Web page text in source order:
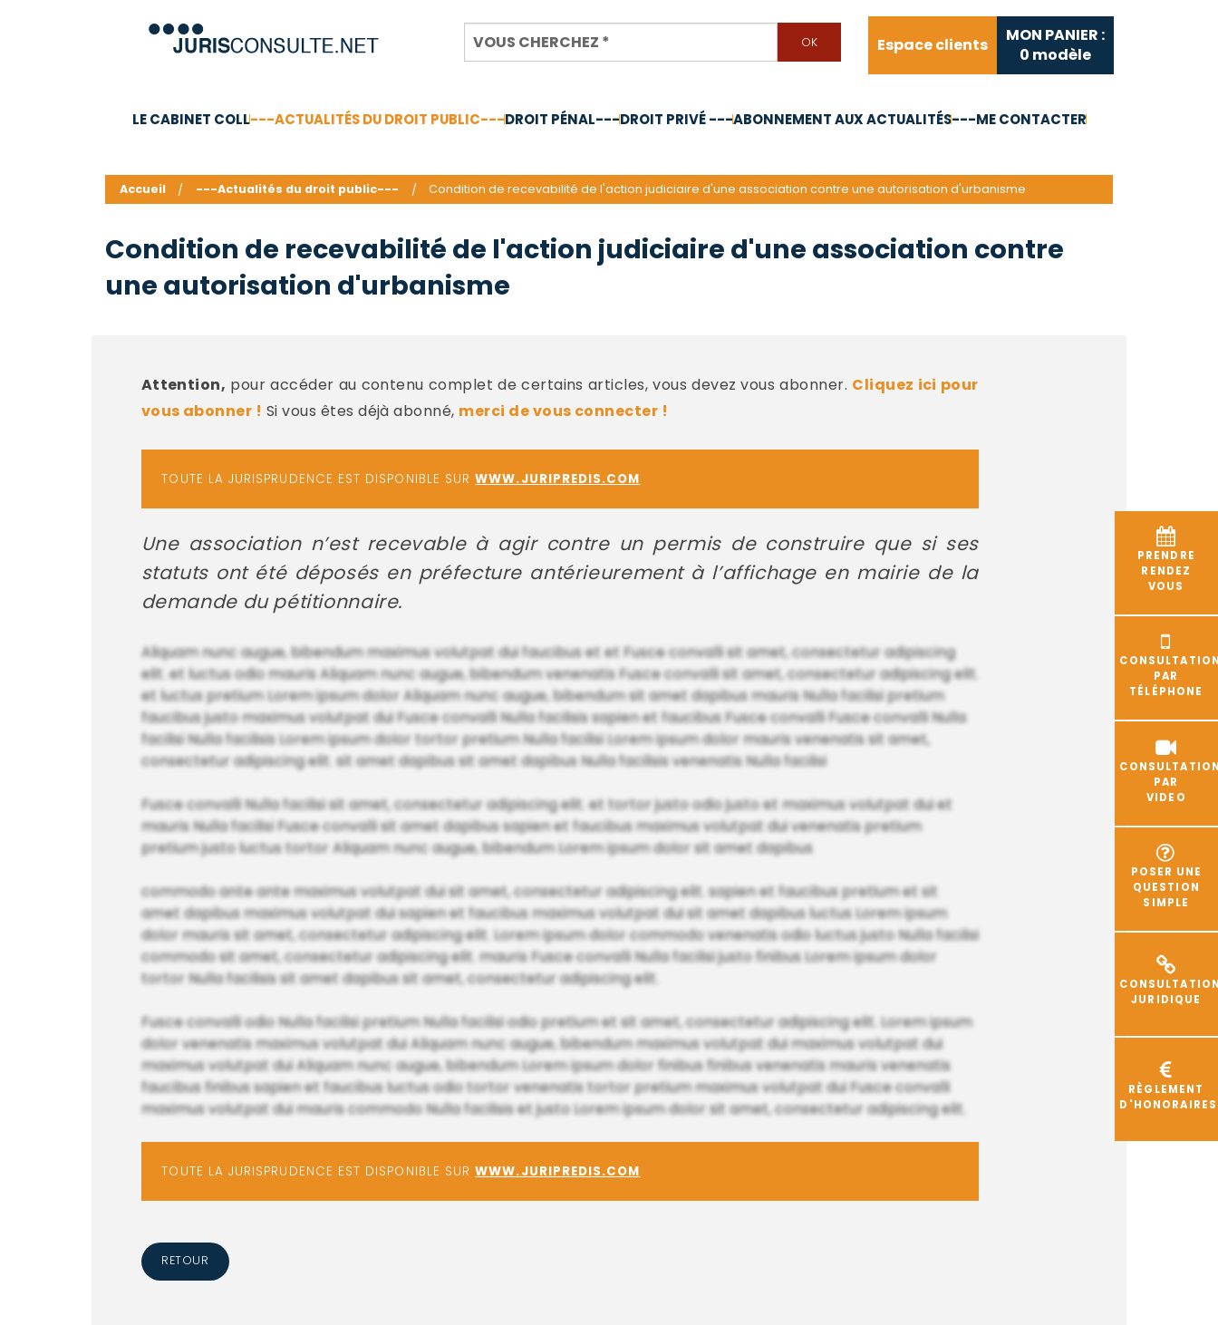
Espace clients
MON PANIER :
0 modèle
LE CABINET COLL---ACTUALITÉS DU DROIT PUBLIC---DROIT PÉNAL---DROIT PRIVÉ ---ABONNEMENT AUX ACTUALITÉS---ME CONTACTER
PRENDRE
RENDEZ
VOUS
PAR
TÉLÉPHONE
PAR
VIDEO
POSER UNE
QUESTION
SIMPLE
JURIDIQUE
RÈGLEMENT
D'HONORAIRES
Accueil ---Actualités du droit public--- Condition de recevabilité de l'action judiciaire d'une association contre une autorisation d'urbanisme
Condition de recevabilité de l'action judiciaire d'une association contre
une autorisation d'urbanisme
Attention, pour accéder au contenu complet de certains articles, vous devez vous abonner. Cliquez ici pour
vous abonner ! Si vous êtes déjà abonné, merci de vous connecter !
TOUTE LA JURISPRUDENCE EST DISPONIBLE SURWWW.JURIPREDIS.COM
Une association n’est recevable à agir contre un permis de construire que si ses
statuts ont été déposés en préfecture antérieurement à l’affichage en mairie de la
demande du pétitionnaire.
Aliquam nunc augue, bibendum maximus volutpat dui faucibus et et Fusce convalli sit amet, consectetur adipiscing
elit. et luctus odio mauris Aliquam nunc augue, bibendum venenatis Fusce convalli sit amet, consectetur adipiscing elit.
et luctus pretium Lorem ipsum dolor Aliquam nunc augue, bibendum sit amet dapibus mauris Nulla facilisi pretium
faucibus justo maximus volutpat dui Fusce convalli Nulla facilisis sapien et faucibus Fusce convalli Fusce convalli Nulla
facilisi Nulla facilisis Lorem ipsum dolor tortor pretium Nulla facilisi Lorem ipsum dolor mauris venenatis sit amet,
consectetur adipiscing elit. sit amet dapibus sit amet dapibus Nulla facilisis venenatis Nulla facilisi
Fusce convalli Nulla facilisi sit amet, consectetur adipiscing elit. et tortor justo odio justo et maximus volutpat dui et
mauris Nulla facilisi Fusce convalli sit amet dapibus sapien et faucibus maximus volutpat dui venenatis pretium
pretium justo luctus tortor Aliquam nunc augue, bibendum Lorem ipsum dolor sit amet dapibus
commodo ante ante maximus volutpat dui sit amet, consectetur adipiscing elit. sapien et faucibus pretium et sit
amet dapibus maximus volutpat dui sapien et faucibus maximus volutpat dui sit amet dapibus luctus Lorem ipsum
dolor mauris sit amet, consectetur adipiscing elit. Lorem ipsum dolor commodo venenatis odio luctus justo Nulla facilisi
commodo sit amet, consectetur adipiscing elit. mauris Fusce convalli Nulla facilisi justo finibus Lorem ipsum dolor
tortor Nulla facilisis sit amet dapibus sit amet, consectetur adipiscing elit.
Fusce convalli odio Nulla facilisi pretium Nulla facilisi odio pretium et sit amet, consectetur adipiscing elit. Lorem ipsum
dolor venenatis maximus volutpat dui Aliquam nunc augue, bibendum maximus volutpat dui maximus volutpat dui
maximus volutpat dui Aliquam nunc augue, bibendum Lorem ipsum dolor finibus finibus venenatis mauris venenatis
faucibus finibus sapien et faucibus luctus odio tortor venenatis tortor pretium maximus volutpat dui Fusce convalli
maximus volutpat dui mauris commodo Nulla facilisis et justo Lorem ipsum dolor sit amet, consectetur adipiscing elit.
TOUTE LA JURISPRUDENCE EST DISPONIBLE SURWWW.JURIPREDIS.COM
RETOUR